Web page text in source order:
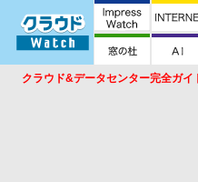
クラウド&データセンター完全ガイ